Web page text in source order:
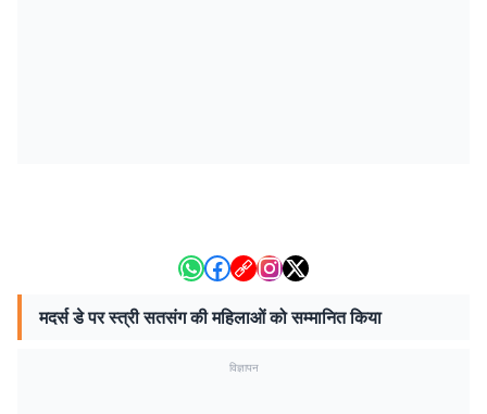
मदर्स डे पर स्त्री सतसंग की महिलाओं को सम्मानित किया
विज्ञापन